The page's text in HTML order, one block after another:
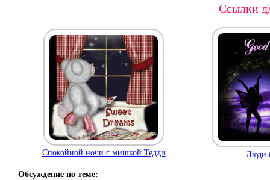
Ссылки
Спокойной ночи с мишкой Тедди Люди
Обсуждение по теме: